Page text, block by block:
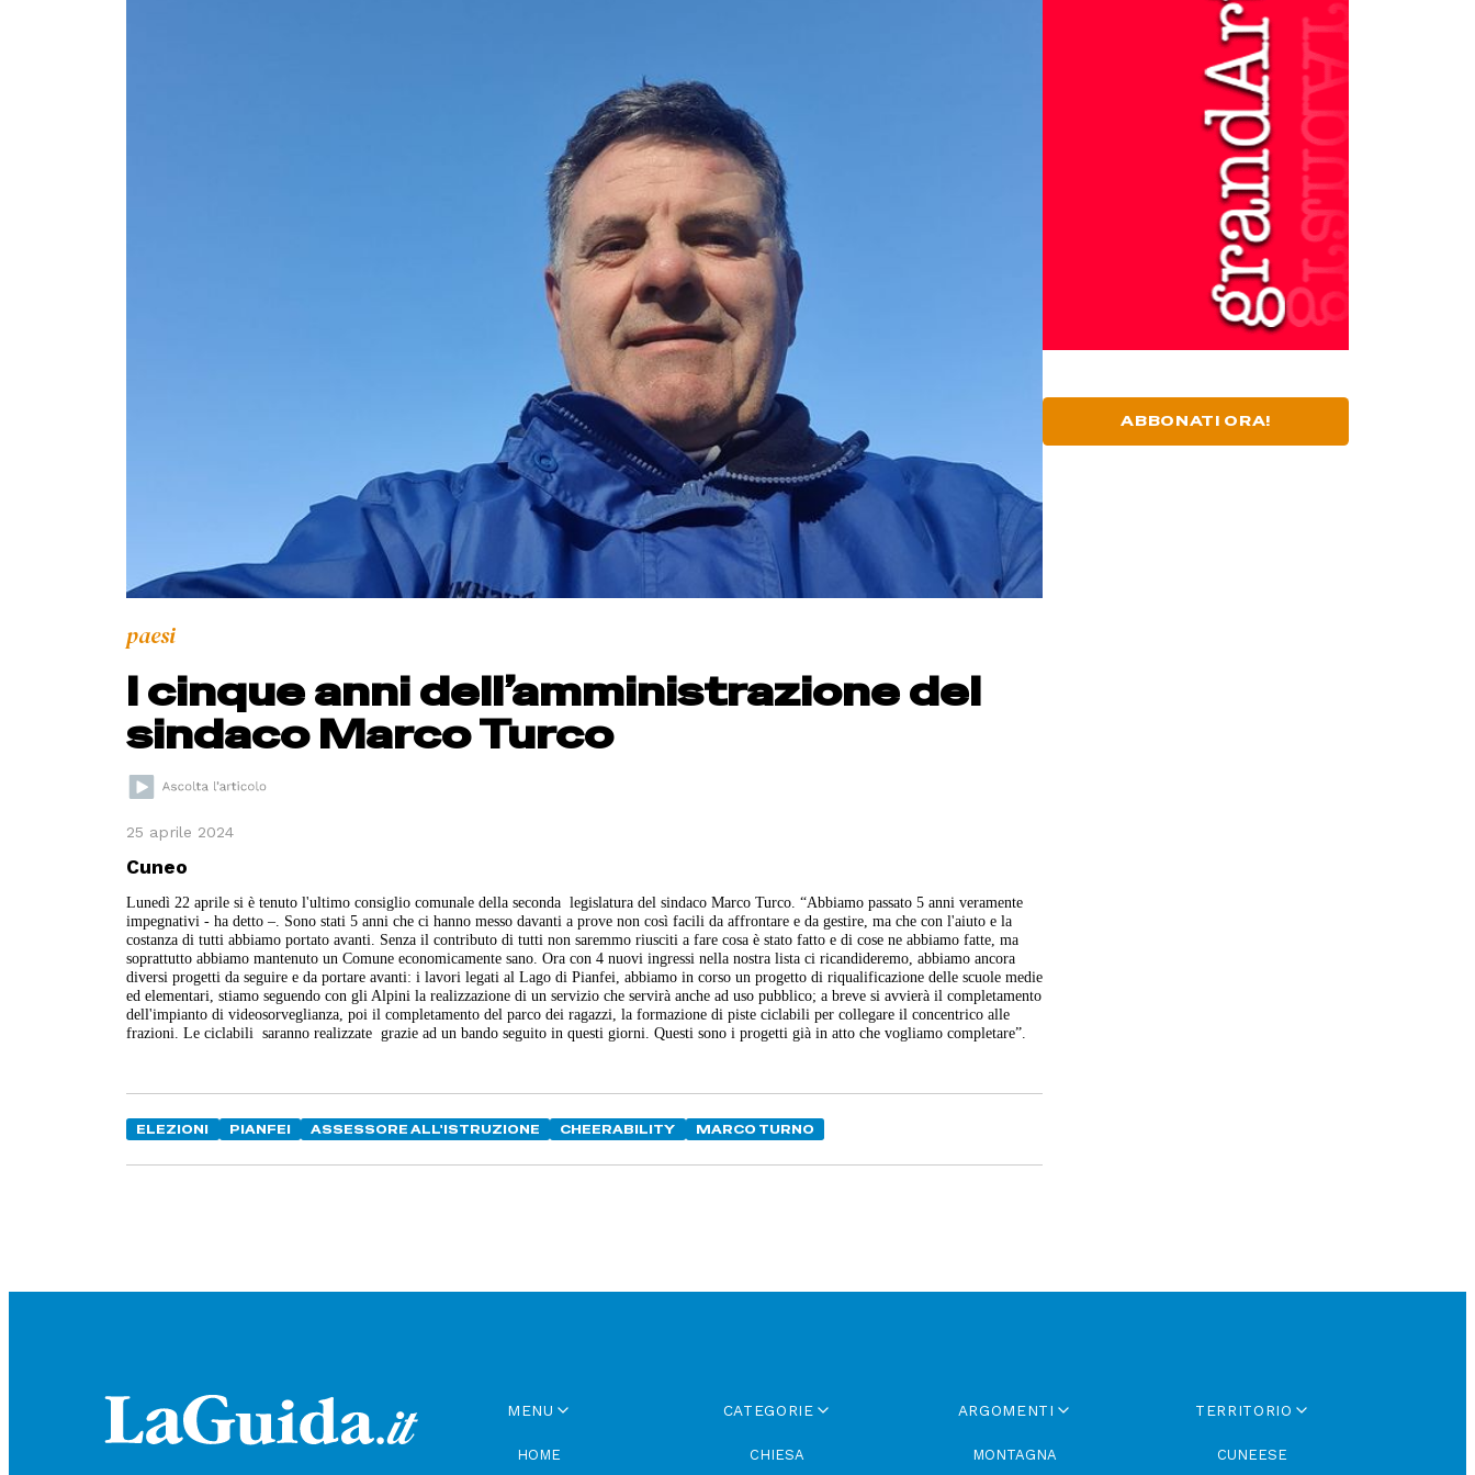
paesi
I cinque anni dell’amministrazione del
sindaco Marco Turco
25 aprile 2024
Cuneo
Lunedì 22 aprile si è tenuto l'ultimo consiglio comunale della seconda legislatura del sindaco Marco Turco.“Abbiamo passato 5 anni veramente
impegnativi - ha detto –. Sono stati 5 anni che ci hanno messo davanti a prove non così facili da affrontare e da gestire, ma che con l'aiuto e la
costanza di tutti abbiamo portato avanti. Senza il contributo di tutti non saremmo riusciti a fare cosa è stato fatto e di cose ne abbiamo fatte, ma
soprattutto abbiamo mantenuto un Comune economicamente sano.Ora con 4 nuovi ingressi nella nostra lista ci ricandideremo, abbiamo ancora
diversi progetti da seguire e da portare avanti: i lavori legati al Lago di Pianfei, abbiamo in corso un progetto di riqualificazione delle scuole medie
ed elementari, stiamo seguendo con gli Alpini la realizzazione di un servizio che servirà anche ad uso pubblico; a breve si avvierà il completamento
dell'impianto di videosorveglianza, poi il completamento del parco dei ragazzi, la formazione di piste ciclabili per collegare il concentrico alle
frazioni. Le ciclabili saranno realizzate grazie ad un bando seguito in questi giorni.Questi sono i progetti già in atto che vogliamo completare”.
ELEZIONI PIANFEI ASSESSORE ALL'ISTRUZIONE CHEERABILITY MARCO TURNO
ABBONATI ORA!
MENU
HOME
CATEGORIE
CHIESA
ARGOMENTI
MONTAGNA
TERRITORIO
CUNEESE